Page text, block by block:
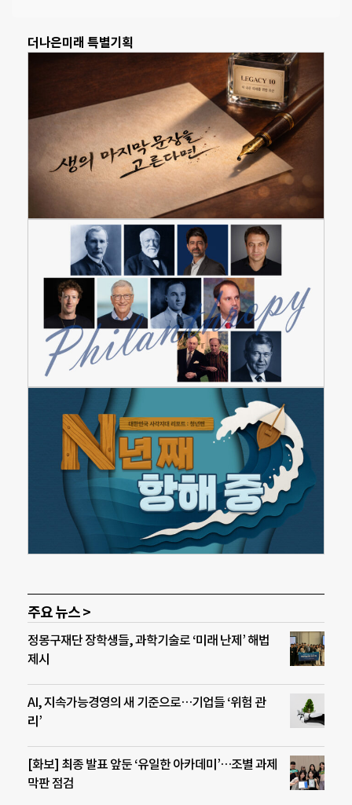
더나은미래 특별기획
주요 뉴스 >
정몽구재단 장학생들, 과학기술로 ‘미래 난제’ 해법
제시
AI, 지속가능경영의 새 기준으로…기업들 ‘위험 관
리’
[화보] 최종 발표 앞둔 ‘유일한 아카데미’…조별 과제
막판 점검